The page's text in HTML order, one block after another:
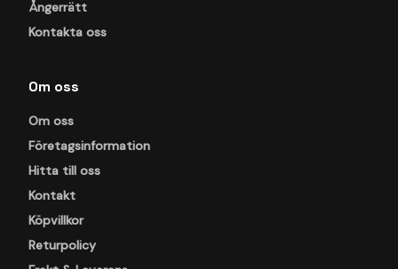
Ångerrätt
Kontakta oss
Om oss
Om oss
Företagsinformation
Hitta till oss
Kontakt
Köpvillkor
Returpolicy